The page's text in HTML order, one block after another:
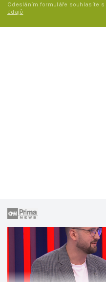
Odesláním formuláře souhlasíte s
údajů